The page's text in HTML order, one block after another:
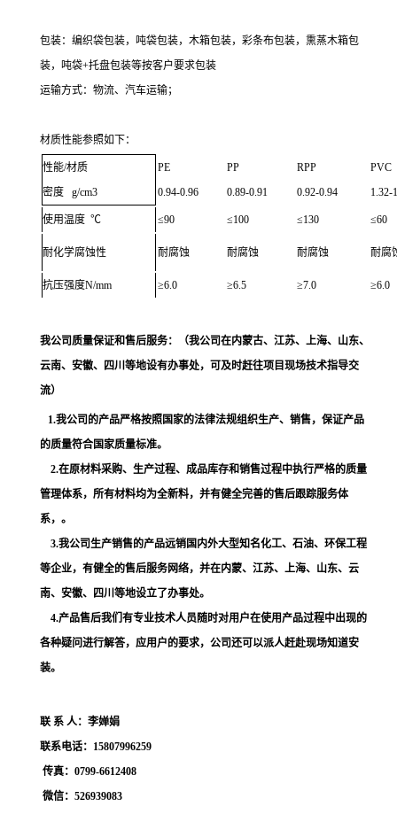
包装：编织袋包装，吨袋包装， 木箱包装，彩条布包装， 熏蒸木箱包
装，吨袋+托盘包装等按客户要求包装
运输方式： 物流、 汽车运输；
材质性能参照如下：
性能/材质
密度 g/cm3
PE
0.94-0.96
PP
0.89-0.91
RPP
0.92-0.94
PVC
1.32-
使用温度 ℃ ≤90 ≤100 ≤130 ≤60
耐化学腐蚀性 耐腐蚀 耐腐蚀 耐腐蚀 耐腐
抗压强度N/mm ≥6.0 ≥6.5 ≥7.0 ≥6.0
我公司质量保证和售后服务：
（我公司在内蒙古、江苏、上海、山东、
云南、安徽、四川等地设有办事处，可及时赶往项目现场技术指导交
流）
1.我公司的产品严格按照国家的法律法规组织生产、销售，保证产品
的质量符合国家质量标准。
2.在原材料采购、生产过程、成品库存和销售过程中执行严格的质量
管理体系，所有材料均为全新料，并有健全完善的售后跟踪服务体
系，。
3.我公司生产销售的产品远销国内外大型知名化工、石油、环保工程
等企业，有健全的售后服务网络，并在内蒙、江苏、上海、山东、云
南、安徽、四川等地设立了办事处。
4.产品售后我们有专业技术人员随时对用户在使用产品过程中出现的
各种疑问进行解答，应用户的要求，公司还可以派人赶赴现场知道安
装。
联 系 人：李婵娟
联系电话： 15807996259
传真： 0799-6612408
微信： 526939083